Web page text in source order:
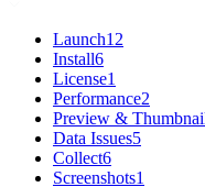
Launch12
Install6
License1
Performance2
Preview &
Data Issues5
Collect6
Screenshots1